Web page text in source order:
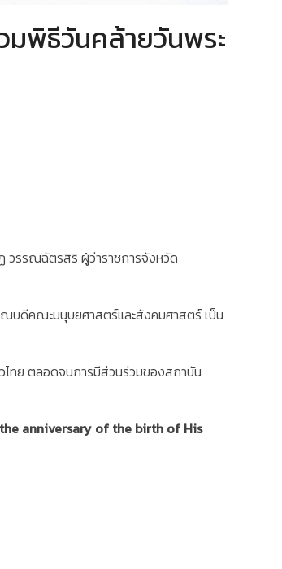
พิธีวันคล้ายวันพระ
วรรณฉัตรสิริ ผู้ว่าราชการจังหวัด
บดีคณะมนุษยศาสตร์และสังคมศาสตร์ เป็น
ไทย ตลอดจนการมีส่วนร่วมของสถาบัน
anniversary of the birth of His